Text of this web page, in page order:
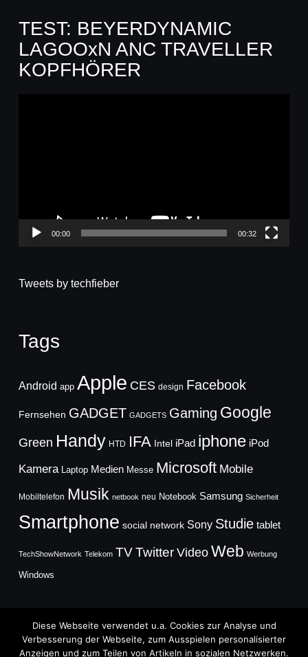
TEST: BEYERDYNAMIC
LAGOOxN ANC TRAVELLER
KOPFHÖRER
00:00 00:32
Tweets by techfieber
Tags
Android app Apple CES design Facebook
Fernsehen GADGET GADGETS Gaming Google
Green Handy HTD IFA Intel iPad iphone iPod
Kamera Laptop Medien Messe Microsoft Mobile
Mobiltelefon Musik netbook neu Notebook Samsung Sicherheit
Smartphone social network Sony Studie tablet
TechShowNetwork Telekom TVTwitter Video Web Werbung
Windows
Copyright © 2026
Diese Webseite verwendet u.a. Cookies zur Analyse und
Verbesserung der Webseite, zum Ausspielen personalisierter
Anzeigen und zum Teilen von Artikeln in sozialen Netzwerken.